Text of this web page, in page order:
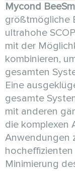
Mycond
größtmögliche
ultrahohe
mit der
kombinieren,
gesamten
Eine
gesamte
mit anderen
die komplexen
Anwendungen
Minimierung